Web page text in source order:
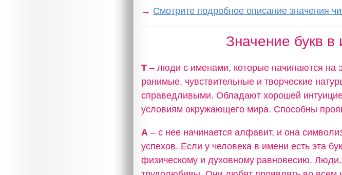
→ Смотрите подробное описание значения
Значение букв
Т – люди с именами, которые начинаются на
ранимые, чувствительные и творческие
справедливыми. Обладают хорошей
условиям окружающего мира. Способны
А – с нее начинается алфавит, и она
успехов. Если у человека в имени есть эта
физическому и духовному равновесию.